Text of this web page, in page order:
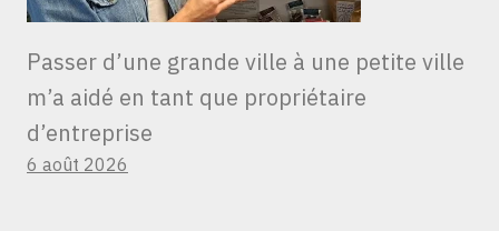
Passer d’une grande ville à une petite ville
m’a aidé en tant que propriétaire
d’entreprise
6 août 2026